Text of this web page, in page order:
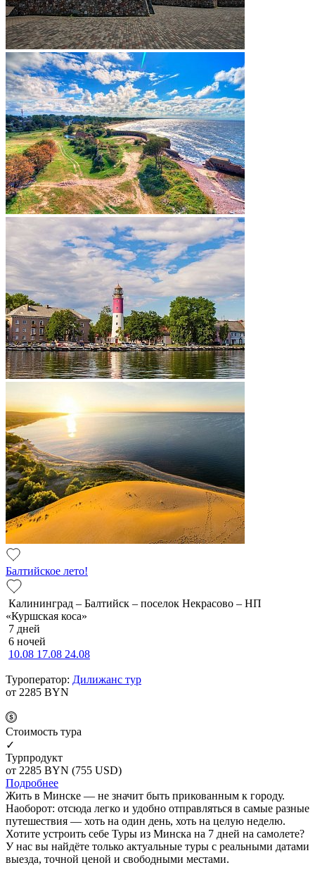
Балтийское лето!
Калининград – Балтийск – поселок Некрасово – НП
«Куршская коса»
7 дней
6 ночей
10.08 17.08 24.08
Туроператор: Дилижанс тур
от 2285 BYN
Cтоимость тура
✓
Турпродукт
от 2285 BYN (755 USD)
Подробнее
Жить в Минске — не значит быть прикованным к городу.
Наоборот: отсюда легко и удобно отправляться в самые разные
путешествия — хоть на один день, хоть на целую неделю.
Хотите устроить себе Туры из Минска на 7 дней на самолете?
У нас вы найдёте только актуальные туры с реальными датами
выезда, точной ценой и свободными местами.